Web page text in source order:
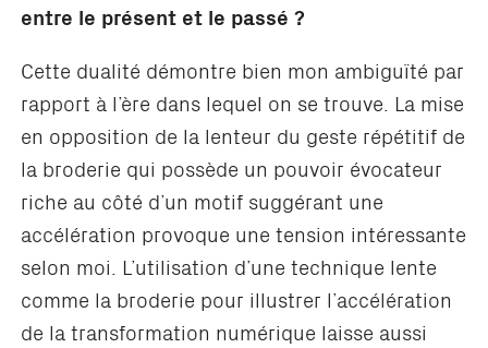
entre le présent et le passé ?
Cette dualité démontre bien mon ambiguïté par
rapport à l’ère dans lequel on se trouve. La mise
en opposition de la lenteur du geste répétitif de
la broderie qui possède un pouvoir évocateur
riche au côté d’un motif suggérant une
accélération provoque une tension intéressante
selon moi. L’utilisation d’une technique lente
comme la broderie pour illustrer l’accélération
de la transformation numérique laisse aussi